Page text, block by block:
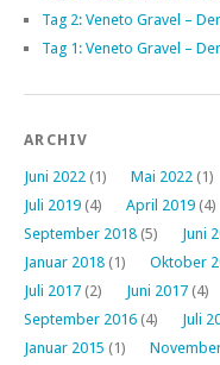
Tag 2: Veneto Gravel –
Tag 1: Veneto Gravel –
ARCHIV
Juni 2022 (1) Mai 2022 (1)
Juli 2019 (4) April 2019 (4)
September 2018 (5) Juni
Januar 2018 (1) Oktober
Juli 2017 (2) Juni 2017 (4)
September 2016 (4) Juli
Januar 2015 (1)